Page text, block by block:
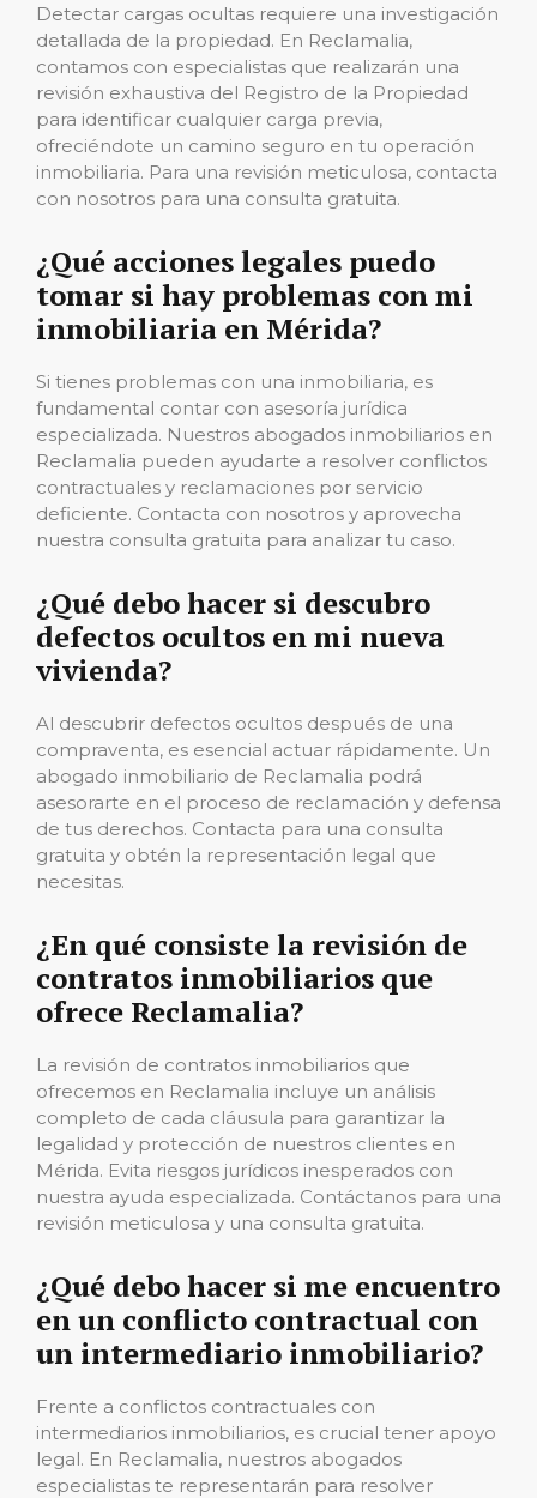
Detectar cargas ocultas requiere una investigación
detallada de la propiedad. En Reclamalia,
contamos con especialistas que realizarán una
revisión exhaustiva del Registro de la Propiedad
para identificar cualquier carga previa,
ofreciéndote un camino seguro en tu operación
inmobiliaria. Para una revisión meticulosa, contacta
con nosotros para una consulta gratuita.
¿Qué acciones legales puedo
tomar si hay problemas con mi
inmobiliaria en Mérida?
Si tienes problemas con una inmobiliaria, es
fundamental contar con asesoría jurídica
especializada. Nuestros abogados inmobiliarios en
Reclamalia pueden ayudarte a resolver conflictos
contractuales y reclamaciones por servicio
deficiente. Contacta con nosotros y aprovecha
nuestra consulta gratuita para analizar tu caso.
¿Qué debo hacer si descubro
defectos ocultos en mi nueva
vivienda?
Al descubrir defectos ocultos después de una
compraventa, es esencial actuar rápidamente. Un
abogado inmobiliario de Reclamalia podrá
asesorarte en el proceso de reclamación y defensa
de tus derechos. Contacta para una consulta
gratuita y obtén la representación legal que
necesitas.
¿En qué consiste la revisión de
contratos inmobiliarios que
ofrece Reclamalia?
La revisión de contratos inmobiliarios que
ofrecemos en Reclamalia incluye un análisis
completo de cada cláusula para garantizar la
legalidad y protección de nuestros clientes en
Mérida. Evita riesgos jurídicos inesperados con
nuestra ayuda especializada. Contáctanos para una
revisión meticulosa y una consulta gratuita.
¿Qué debo hacer si me encuentro
en un conflicto contractual con
un intermediario inmobiliario?
Frente a conflictos contractuales con
intermediarios inmobiliarios, es crucial tener apoyo
legal. En Reclamalia, nuestros abogados
especialistas te representarán para resolver